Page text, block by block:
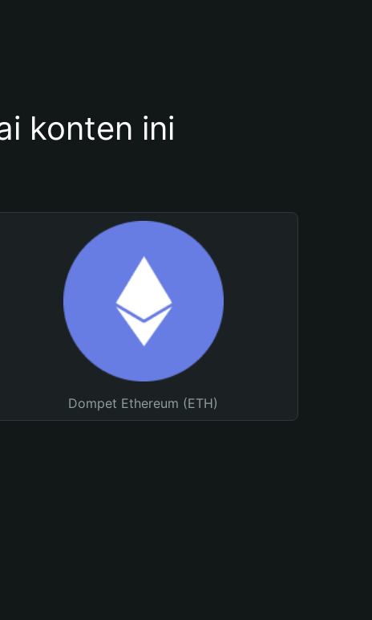
konten ini
Dompet Ethereum (ETH)